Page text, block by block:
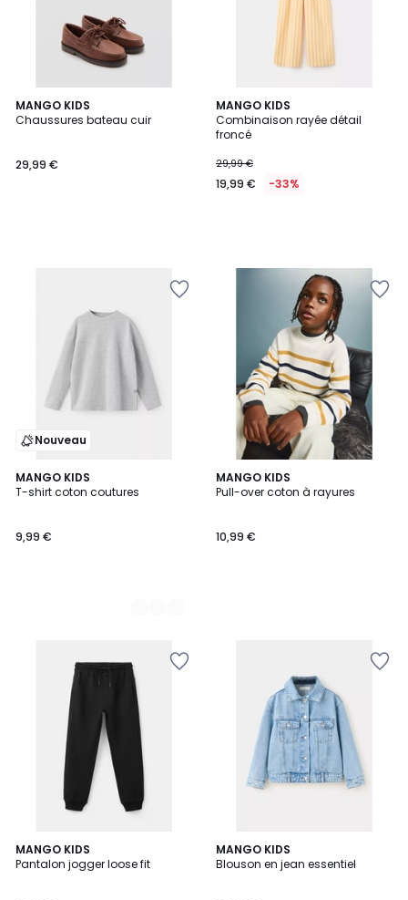
MANGO KIDS
Chaussures bateau cuir
29,99 €
MANGO KIDS
Combinaison rayée détail
froncé
29,99 €
19,99 € -33%
Nouveau
MANGO KIDS
T-shirt coton coutures
9,99 €
5
Couleurs
MANGO KIDS
Pull-over coton à rayures
10,99 €
MANGO KIDS
Pantalon jogger loose fit
4
Couleurs
MANGO KIDS
Blouson en jean essentiel